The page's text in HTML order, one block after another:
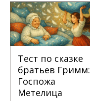
Тест по сказке
братьев Гримм:
Госпожа
Метелица